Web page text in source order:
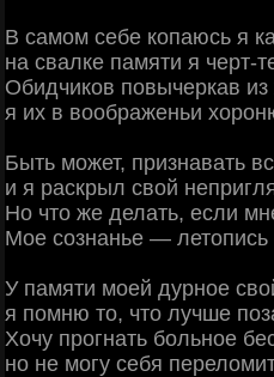
В самом себе копаюсь я
на свалке памяти я черт-
Обидчиков повычеркав из
я их в воображеньи
Быть может, признавать
и я раскрыл свой
Но что же делать, если
Мое сознанье — летопись
У памяти моей дурное
я помню то, что лучше
Хочу прогнать больное
но не могу себя